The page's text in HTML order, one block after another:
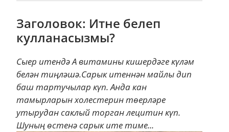
Заголовок: Итне белеп
кулланасызмы?
Сыер итендә А витамины кишердәге күләм
белән тиңләшә.Сарык итеннән майлы дип
баш тартучылар күп. Анда кан
тамырларын холестерин төерләре
утырудан саклый торган лецитин күп.
Шуның өстенә сарык ите тиме...